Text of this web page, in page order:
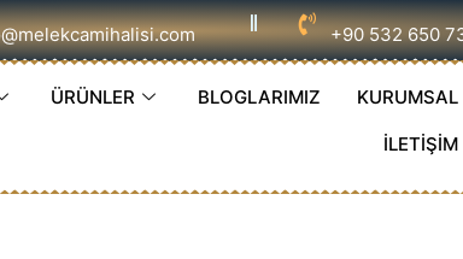
+90 532 650
ÜRÜNLER BLOGLARIMIZ KURUMSAL
İLETİŞİM